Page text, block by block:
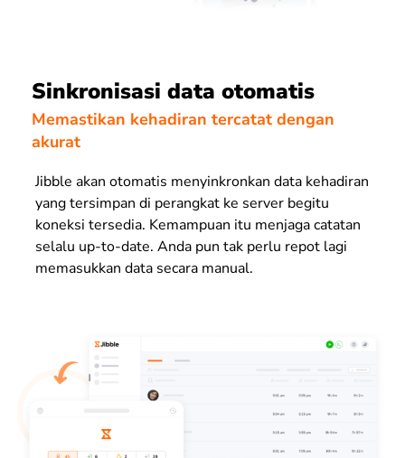
Sinkronisasi data otomatis
Memastikan kehadiran tercatat dengan
akurat
Jibble akan otomatis menyinkronkan data kehadiran
yang tersimpan di perangkat ke server begitu
koneksi tersedia. Kemampuan itu menjaga catatan
selalu up-to-date. Anda pun tak perlu repot lagi
memasukkan data secara manual.